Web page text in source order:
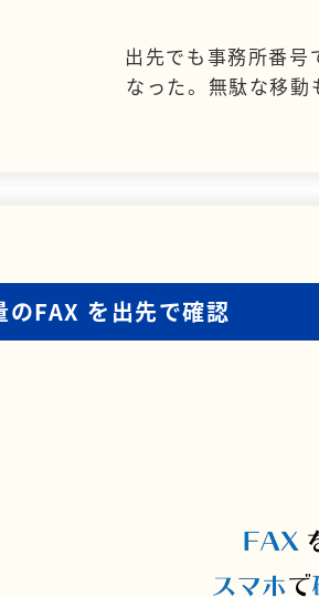
出先でも事務所番号
なった。無駄な移動
のFAX を出先で確認